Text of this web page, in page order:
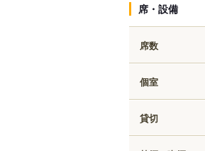
席・設備
席数
個室
貸切